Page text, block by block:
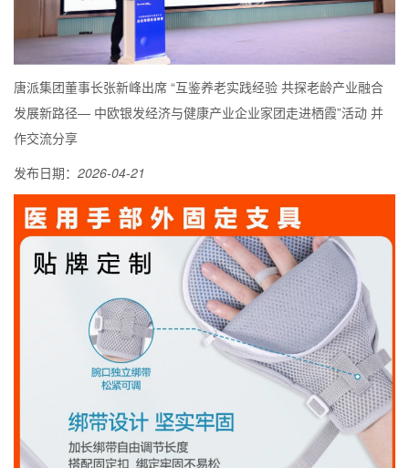
唐派集团董事长张新峰出席 “互鉴养老实践经验 共探老龄产业融合
发展新路径— 中欧银发经济与健康产业企业家团走进栖霞”活动 并
作交流分享
发布日期： 2026-04-21